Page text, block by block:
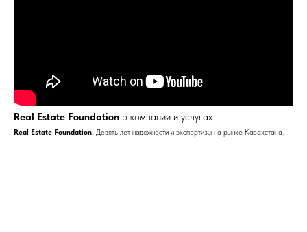
Real Estate Foundation о компании и услугах
Real Estate Foundation. Девять лет надежности и экспертизы на рынке Казахстана.